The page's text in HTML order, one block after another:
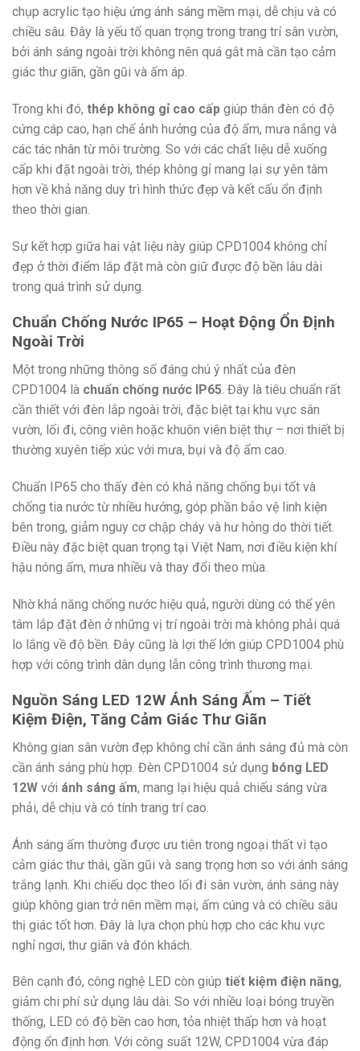
chụp acrylic tạo hiệu ứng ánh sáng mềm mại, dễ chịu và có
chiều sâu. Đây là yếu tố quan trọng trong trang trí sân vườn,
bởi ánh sáng ngoài trời không nên quá gắt mà cần tạo cảm
giác thư giãn, gần gũi và ấm áp.
Trong khi đó, thép không gỉ cao cấp giúp thân đèn có độ
cứng cáp cao, hạn chế ảnh hưởng của độ ẩm, mưa nắng và
các tác nhân từ môi trường. So với các chất liệu dễ xuống
cấp khi đặt ngoài trời, thép không gỉ mang lại sự yên tâm
hơn về khả năng duy trì hình thức đẹp và kết cấu ổn định
theo thời gian.
Sự kết hợp giữa hai vật liệu này giúp CPD1004 không chỉ
đẹp ở thời điểm lắp đặt mà còn giữ được độ bền lâu dài
trong quá trình sử dụng.
Chuẩn Chống Nước IP65 – Hoạt Động Ổn Định
Ngoài Trời
Một trong những thông số đáng chú ý nhất của đèn
CPD1004 là chuẩn chống nước IP65. Đây là tiêu chuẩn rất
cần thiết với đèn lắp ngoài trời, đặc biệt tại khu vực sân
vườn, lối đi, công viên hoặc khuôn viên biệt thự – nơi thiết bị
thường xuyên tiếp xúc với mưa, bụi và độ ẩm cao.
Chuẩn IP65 cho thấy đèn có khả năng chống bụi tốt và
chống tia nước từ nhiều hướng, góp phần bảo vệ linh kiện
bên trong, giảm nguy cơ chập cháy và hư hỏng do thời tiết.
Điều này đặc biệt quan trọng tại Việt Nam, nơi điều kiện khí
hậu nóng ẩm, mưa nhiều và thay đổi theo mùa.
Nhờ khả năng chống nước hiệu quả, người dùng có thể yên
tâm lắp đặt đèn ở những vị trí ngoài trời mà không phải quá
lo lắng về độ bền. Đây cũng là lợi thế lớn giúp CPD1004 phù
hợp với công trình dân dụng lẫn công trình thương mại.
Nguồn Sáng LED 12W Ánh Sáng Ấm – Tiết
Kiệm Điện, Tăng Cảm Giác Thư Giãn
Không gian sân vườn đẹp không chỉ cần ánh sáng đủ mà còn
cần ánh sáng phù hợp. Đèn CPD1004 sử dụng bóng LED
12W với ánh sáng ấm, mang lại hiệu quả chiếu sáng vừa
phải, dễ chịu và có tính trang trí cao.
Ánh sáng ấm thường được ưu tiên trong ngoại thất vì tạo
cảm giác thư thái, gần gũi và sang trọng hơn so với ánh sáng
trắng lạnh. Khi chiếu dọc theo lối đi sân vườn, ánh sáng này
giúp không gian trở nên mềm mại, ấm cúng và có chiều sâu
thị giác tốt hơn. Đây là lựa chọn phù hợp cho các khu vực
nghỉ ngơi, thư giãn và đón khách.
Bên cạnh đó, công nghệ LED còn giúp tiết kiệm điện năng,
giảm chi phí sử dụng lâu dài. So với nhiều loại bóng truyền
thống, LED có độ bền cao hơn, tỏa nhiệt thấp hơn và hoạt
động ổn định hơn. Với công suất 12W, CPD1004 vừa đáp